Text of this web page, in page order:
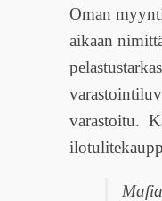
Oman
aikaan
varastoitu.